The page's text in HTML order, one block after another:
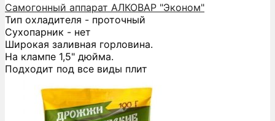
Самогонный аппарат АЛКОВАР "Эконом"
Тип охладителя - проточный
Сухопарник - нет
Широкая заливная горловина.
На клампе 1,5" дюйма.
Подходит под все виды плит